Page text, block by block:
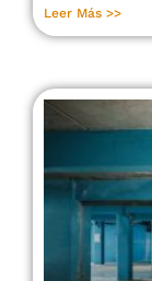
Leer Más >>